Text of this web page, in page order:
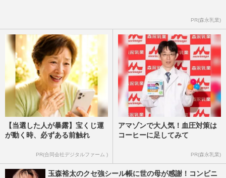
PR(森永乳業)
【当選した人が暴露】宝くじ運
が動く時、必ずある前触れ
PR(合同会社デジタルファーム )
アマゾンで大人気！血圧対策は
コーヒーに足してみて
PR(森永乳業)
玉森裕太のクセ強シール帳に世の母が感謝！コンビニ